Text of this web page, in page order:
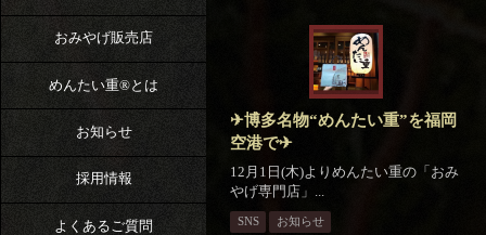
おみやげ販売店
めんたい重®︎とは
お知らせ
採用情報
よくあるご質問
✈博多名物“めんたい重”を福岡
空港で✈
12月1日(木)よりめんたい重の「おみ
やげ専門店」...
SNS お知らせ